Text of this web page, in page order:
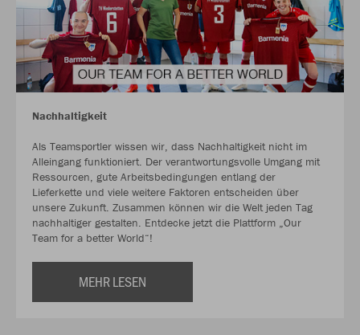
Nachhaltigkeit
Als Teamsportler wissen wir, dass Nachhaltigkeit nicht im
Alleingang funktioniert. Der verantwortungsvolle Umgang mit
Ressourcen, gute Arbeitsbedingungen entlang der
Lieferkette und viele weitere Faktoren entscheiden über
unsere Zukunft. Zusammen können wir die Welt jeden Tag
nachhaltiger gestalten. Entdecke jetzt die Plattform „Our
Team for a better World“!
MEHR LESEN